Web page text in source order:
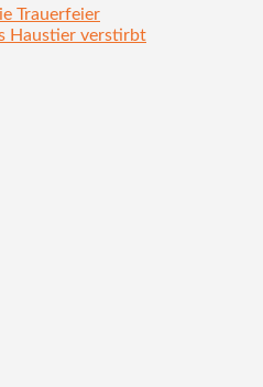
Trauerfeier
Haustier verstirbt